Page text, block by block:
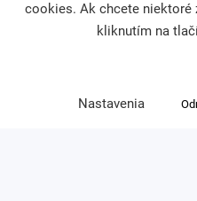
Publikácie a mediálne
cookies. Ak chcete niektoré
kliknutím na
Nastavenia